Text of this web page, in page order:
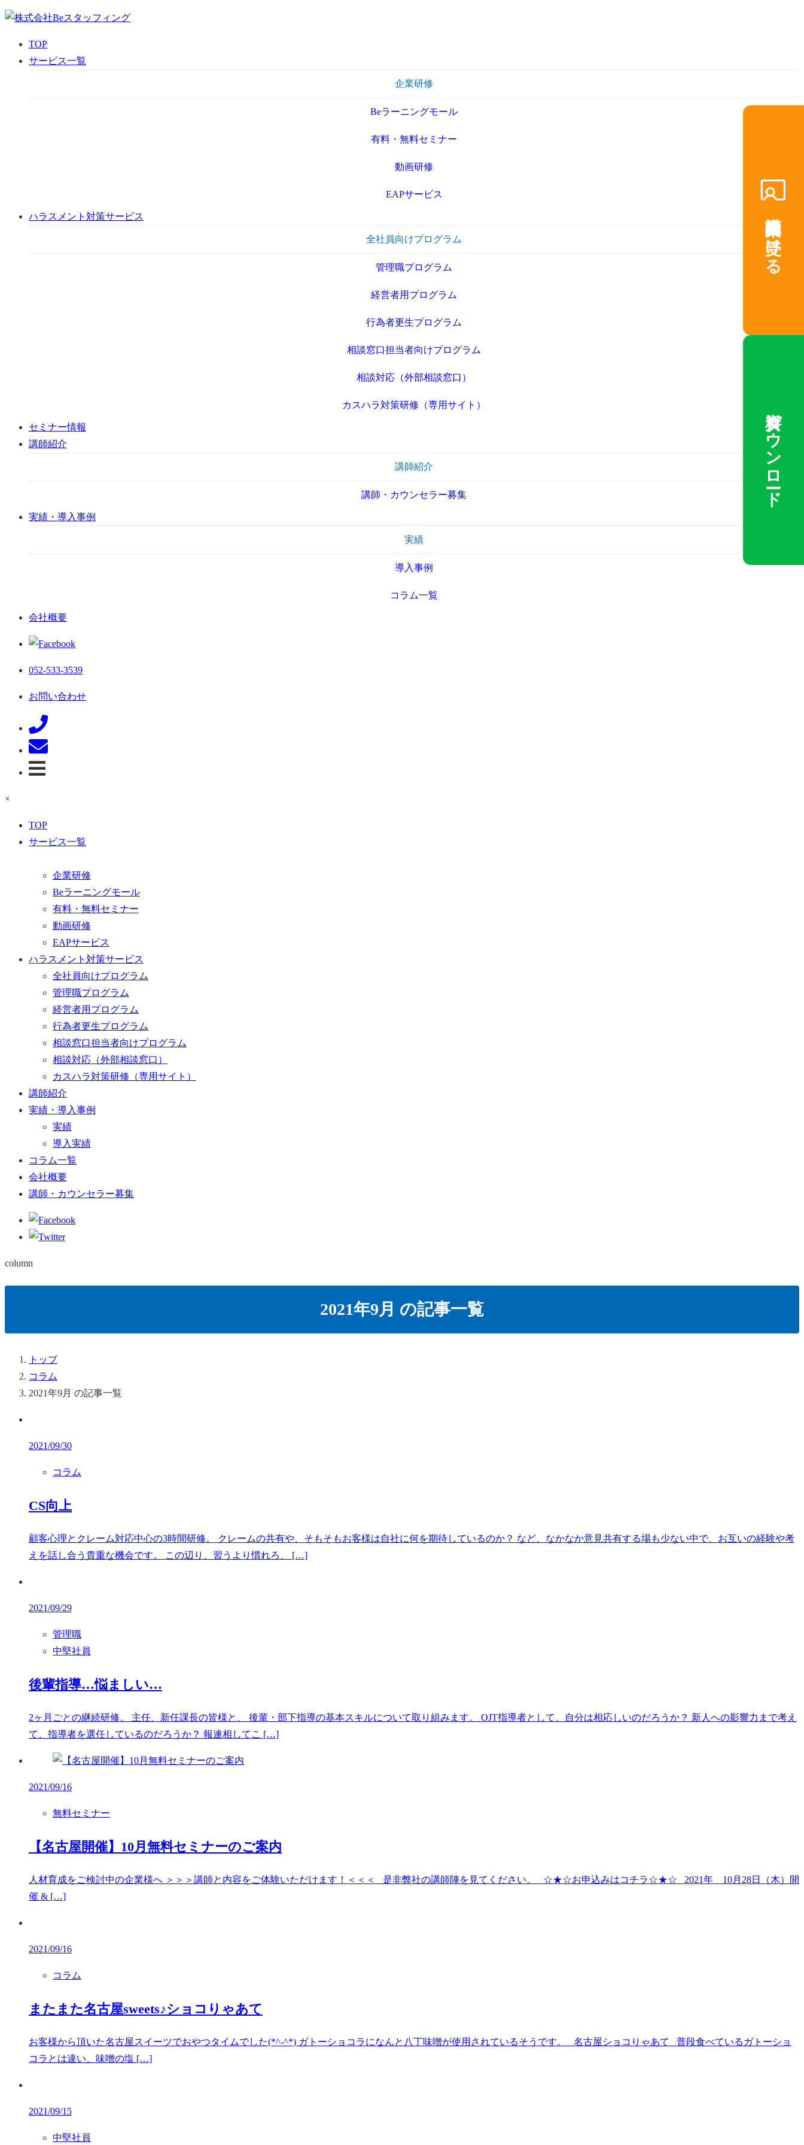
TOP
サービス一覧
企業研修
Beラーニングモール
有料・無料セミナー
動画研修
EAPサービス
ハラスメント対策サービス
全社員向けプログラム
管理職プログラム
経営者用プログラム
行為者更生プログラム
相談窓口担当者向けプログラム
相談対応（外部相談窓口）
カスハラ対策研修（専用サイト）
セミナー情報
講師紹介
講師紹介
講師・カウンセラー募集
実績・導入事例
実績
導入事例
コラム一覧
会社概要
052-533-3539
お問い合わせ
×
TOP
サービス一覧
企業研修
Beラーニングモール
有料・無料セミナー
動画研修
EAPサービス
ハラスメント対策サービス
全社員向けプログラム
管理職プログラム
経営者用プログラム
行為者更生プログラム
相談窓口担当者向けプログラム
相談対応（外部相談窓口）
カスハラ対策研修（専用サイト）
講師紹介
実績・導入事例
実績
導入実績
コラム一覧
会社概要
講師・カウンセラー募集
講師提案を受ける
資料ダウンロード
column
2021年9月 の記事一覧
トップ
コラム
2021年9月 の記事一覧
2021/09/30
コラム
CS向上
顧客心理とクレーム対応中心の3時間研修。 クレームの共有や、そもそもお客様は自社に何を期待しているのか？ など、なかなか意見共有する場も少ない中で、お互いの経験や考
えを話し合う貴重な機会です。 この辺り、習うより慣れろ、 […]
2021/09/29
管理職
中堅社員
後輩指導…悩ましい…
2ヶ月ごとの継続研修。 主任、新任課長の皆様と、 後輩・部下指導の基本スキルについて取り組みます。 OJT指導者として、自分は相応しいのだろうか？ 新人への影響力まで考え
て、指導者を選任しているのだろうか？ 報連相してこ […]
2021/09/16
無料セミナー
【名古屋開催】10月無料セミナーのご案内
人材育成をご検討中の企業様へ ＞＞＞講師と内容をご体験いただけます！＜＜＜ 是非弊社の講師陣を見てください。 ☆★☆お申込みはコチラ☆★☆ 2021年 10月28日（木）開
催 & […]
2021/09/16
コラム
またまた名古屋sweets♪ショコりゃあて
お客様から頂いた名古屋スイーツでおやつタイムでした(*^-^*) ガトーショコラになんと八丁味噌が使用されているそうです。 名古屋ショコりゃあて 普段食べているガトーショ
コラとは違い、味噌の塩 […]
2021/09/15
中堅社員